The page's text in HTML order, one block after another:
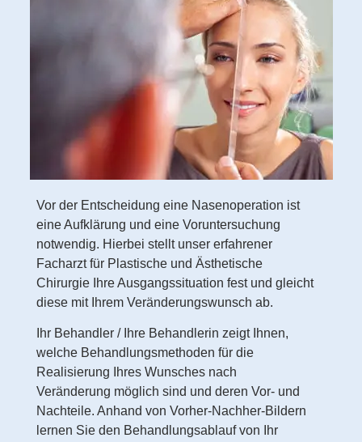
Vor der Entscheidung eine Nasenoperation ist
eine Aufklärung und eine Voruntersuchung
notwendig. Hierbei stellt unser erfahrener
Facharzt für Plastische und Ästhetische
Chirurgie Ihre Ausgangssituation fest und gleicht
diese mit Ihrem Veränderungswunsch ab.
Ihr Behandler / Ihre Behandlerin zeigt Ihnen,
welche Behandlungsmethoden für die
Realisierung Ihres Wunsches nach
Veränderung möglich sind und deren Vor- und
Nachteile. Anhand von Vorher-Nachher-Bildern
lernen Sie den Behandlungsablauf von Ihr